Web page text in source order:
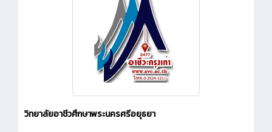
วิทยาลัยอาชีวศึกษาพระนครศรีอยุธยา